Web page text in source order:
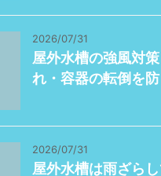
2026/07/31
屋外水槽の強風対
れ・容器の転倒を
2026/07/31
屋外水槽は雨ざら